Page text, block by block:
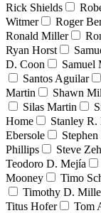
Rick Shields
Witmer
Roger
Ronald Miller
Ryan Horst
D. Coon
Samuel
Santos Aguilar
Martin
Shawn
Silas Martin
Home
Stanley R.
Ebersole
Phillips
Steve
Teodoro D. Mejía
Mooney
Timo
Timothy D.
Titus Hofer
Tom